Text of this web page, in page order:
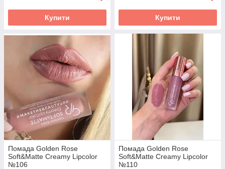
Купити Купити
Помада Golden Rose
Soft&Matte Creamy Lipcolor
№106
Помада Golden Rose
Soft&Matte Creamy Lipcolor
№110